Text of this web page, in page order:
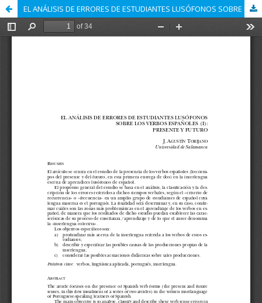
EL ANÁLISIS DE ERRORES DE ESTUDIANTES LUSÓFONOS SOBRE LOS VERBOS ESPAÑOLES (I): PRESENTE Y FUTURO